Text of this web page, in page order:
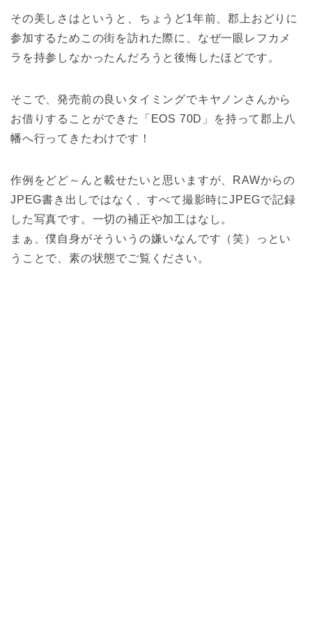
その美しさはというと、ちょうど1年前、郡上おどりに
参加するためこの街を訪れた際に、なぜ一眼レフカメ
ラを持参しなかったんだろうと後悔したほどです。
そこで、発売前の良いタイミングでキヤノンさんから
お借りすることができた「EOS 70D」を持って郡上八
幡へ行ってきたわけです！
作例をどど～んと載せたいと思いますが、RAWからの
JPEG書き出しではなく、すべて撮影時にJPEGで記録
した写真です。一切の補正や加工はなし。
まぁ、僕自身がそういうの嫌いなんです（笑）っとい
うことで、素の状態でご覧ください。